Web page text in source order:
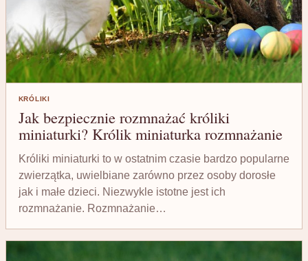
KRÓLIKI
Jak bezpiecznie rozmnażać króliki
miniaturki? Królik miniaturka rozmnażanie
Króliki miniaturki to w ostatnim czasie bardzo popularne
zwierzątka, uwielbiane zarówno przez osoby dorosłe
jak i małe dzieci. Niezwykle istotne jest ich
rozmnażanie. Rozmnażanie…